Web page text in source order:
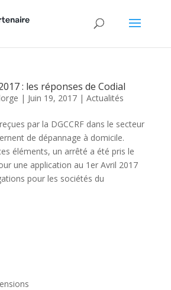
: les réponses de Codial
| Juin 19, 2017| Actualités
par la DGCCRF dans le secteur
de dépannage à domicile.
éléments, un arrêté a été pris le
une application au 1er Avril 2017
pour les sociétés du